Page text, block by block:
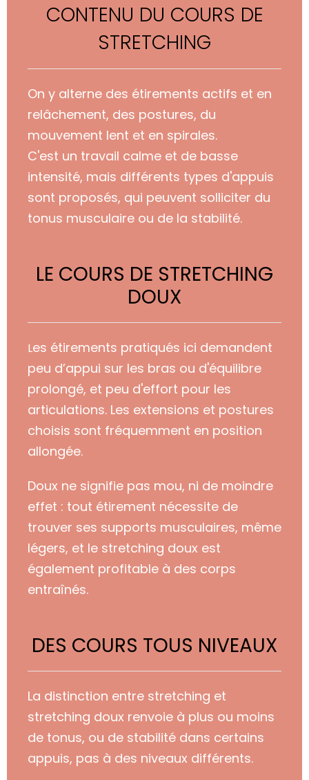
CONTENU DU COURS DE
STRETCHING
On y alterne des étirements actifs et en
relâchement, des postures, du
mouvement lent et en spirales.
C'est un travail calme et de basse
intensité, mais différents types d'appuis
sont proposés, qui peuvent solliciter du
tonus musculaire ou de la stabilité.
LE COURS DE STRETCHING
DOUX
Les étirements pratiqués ici demandent
peu d’appui sur les bras ou d'équilibre
prolongé, et peu d'effort pour les
articulations. Les extensions et postures
choisis sont fréquemment en position
allongée.
Doux ne signifie pas mou, ni de moindre
effet : tout étirement nécessite de
trouver ses supports musculaires, même
légers, et le stretching doux est
également profitable à des corps
entraînés.
DES COURS TOUS NIVEAUX
La distinction entre stretching et
stretching doux renvoie à plus ou moins
de tonus, ou de stabilité dans certains
appuis, pas à des niveaux différents.